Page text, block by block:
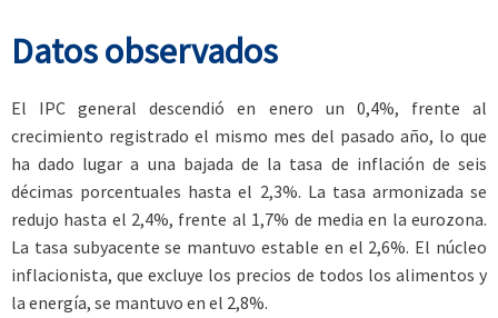
Datos observados
El IPC general descendió en enero un 0,4%, frente al
crecimiento registrado el mismo mes del pasado año, lo que
ha dado lugar a una bajada de la tasa de inflación de seis
décimas porcentuales hasta el 2,3%. La tasa armonizada se
redujo hasta el 2,4%, frente al 1,7% de media en la eurozona.
La tasa subyacente se mantuvo estable en el 2,6%. El núcleo
inflacionista, que excluye los precios de todos los alimentos y
la energía, se mantuvo en el 2,8%.